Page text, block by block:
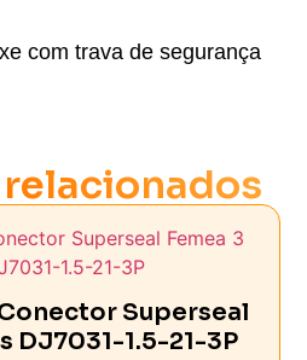
com trava de segurança
relacionados
Superseal
DJ7031-1.5-21-3P